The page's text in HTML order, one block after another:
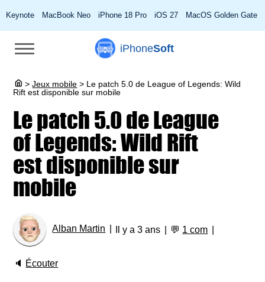
Keynote MacBook Neo iPhone 18 Pro iOS 27 MacOS Golden Gate
iPhoneSoft
> Jeux mobile > Le patch 5.0 de League of Legends: Wild
Rift est disponible sur mobile
Le patch 5.0 de League
of Legends: Wild Rift
est disponible sur
mobile
Alban Martin Il y a 3 ans 💬 1 com
🔈 Écouter